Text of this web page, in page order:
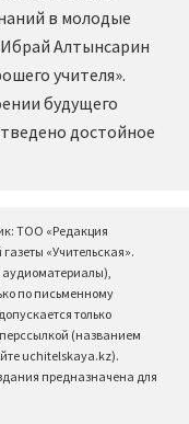
в молодые
Алтынсарин
учителя».
будущего
достойное
ТОО «Редакция
«Учительская».
по письменному
только
(названием
uchitelskaya.kz).
предназначена для